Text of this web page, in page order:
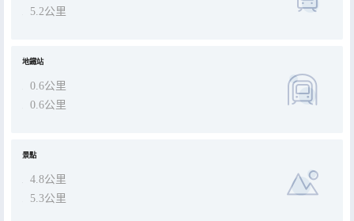
5.2公里
地鐵站
0.6公里
0.6公里
景點
4.8公里
5.3公里